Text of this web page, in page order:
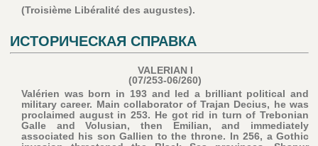
(Troisième Libéralité des augustes).
ИСТОРИЧЕСКАЯ СПРАВКА
VALERIAN I
(07/253-06/260)
Valérien was born in 193 and led a brilliant political and
military career. Main collaborator of Trajan Decius, he was
proclaimed august in 253. He got rid in turn of Trebonian
Galle and Volusian, then Emilian, and immediately
associated his son Gallien to the throne. In 256, a Gothic